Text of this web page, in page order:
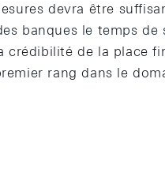
devra être
banques le temps de
de la place
rang dans le